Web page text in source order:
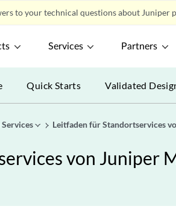
to your technical questions about Juniper
Services Partners
Quick Starts Validated
Leitfaden für Standortservices
von Juniper